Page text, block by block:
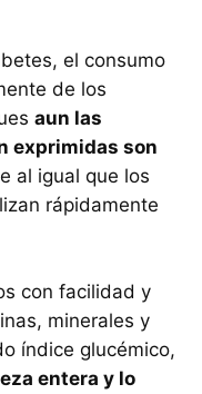
el consumo
de los
aun las
exprimidas son
al igual que los
rápidamente
con facilidad y
minerales y
índice glucémico,
entera y lo